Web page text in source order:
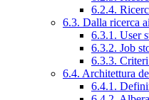
6.2.4.
6.3. Dalla ricerca
6.3.1. User
6.3.2. Job
6.3.3.
6.4. Architettura
6.4.1.